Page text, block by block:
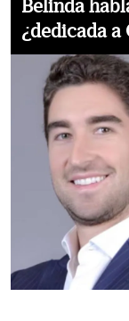
Belinda
¿dedicada a